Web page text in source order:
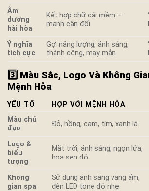
Âm
dương
hài hòa
Kết hợp chữ cái mềm –
mạnh cân đối
Ý nghĩa
tích cực
Gợi năng lượng, ánh sáng,
thành công, may mắn
3️⃣ Màu Sắc, Logo Và Không
Mệnh Hỏa
YẾU TỐ HỢP VỚI MỆNH HỎA
Màu chủ
đạo
Đỏ, hồng, cam, tím, xanh lá
Logo &
biểu
tượng
Mặt trời, ánh sáng, ngọn lửa,
hoa sen đỏ
Không
gian spa
Sử dụng ánh sáng vàng ấm,
đèn LED tone đỏ nhẹ